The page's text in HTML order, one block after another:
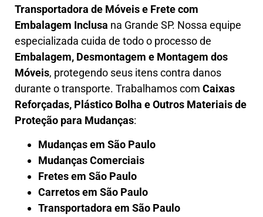
Transportadora de Móveis e Frete com
Embalagem Inclusa na Grande SP. Nossa equipe
especializada cuida de todo o processo de
Embalagem, Desmontagem e Montagem dos
Móveis, protegendo seus itens contra danos
durante o transporte. Trabalhamos com Caixas
Reforçadas, Plástico Bolha e Outros Materiais de
Proteção para Mudanças:
Mudanças em São Paulo
Mudanças Comerciais
Fretes em São Paulo
Carretos em São Paulo
Transportadora em São Paulo